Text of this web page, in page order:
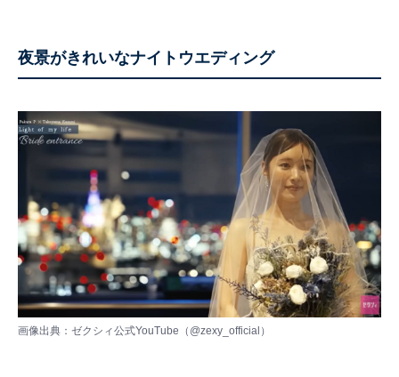
夜景がきれいなナイトウエディング
画像出典：ゼクシィ公式YouTube（ @zexy_official ）